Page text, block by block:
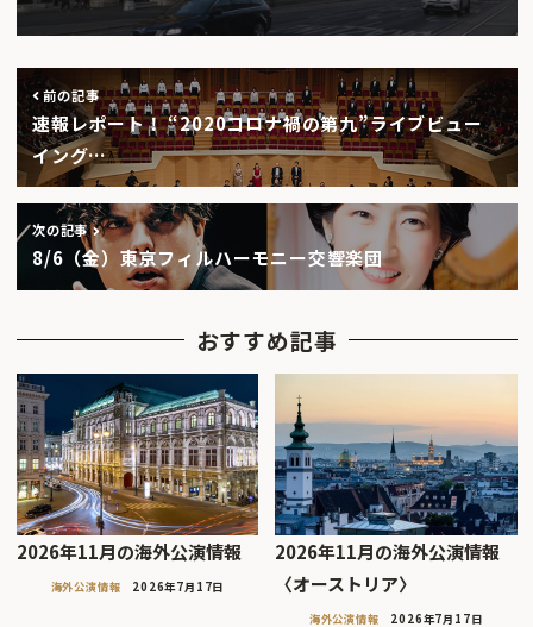
前の記事
速報レポート！ “2020コロナ禍の第九”ライブビュー
イング…
次の記事
8/6（金）東京フィルハーモニー交響楽団
おすすめ記事
2026年11月の海外公演情報
海外公演情報 2026年7月17日
2026年11月の海外公演情報
〈オーストリア〉
海外公演情報 2026年7月17日